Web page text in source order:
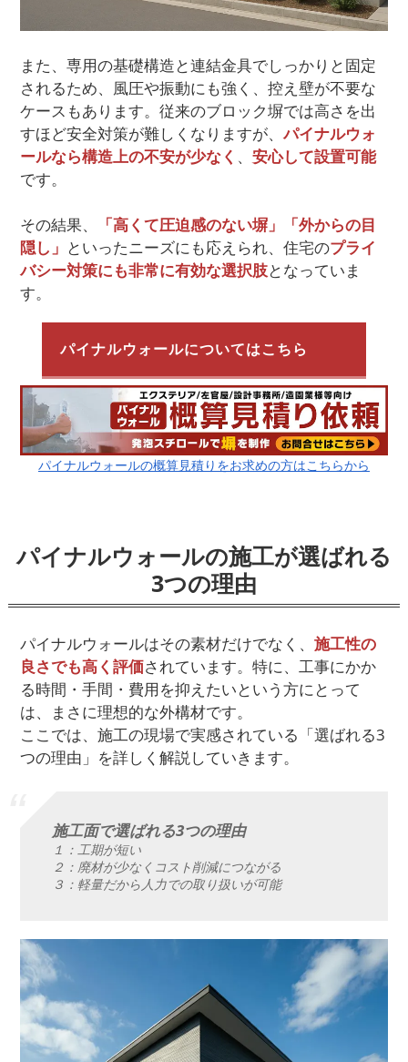
また、専用の基礎構造と連結金具でしっかりと固定
されるため、風圧や振動にも強く、控え壁が不要な
ケースもあります。従来のブロック塀では高さを出
すほど安全対策が難しくなりますが、パイナルウォ
ールなら構造上の不安が少なく 、 安心して設置可能
です。
その結果、
「高くて圧迫感のない塀」「外からの目
隠し」 といったニーズにも応えられ、住宅のプライ
バシー対策にも非常に有効な選択肢となっていま
す。
パイナルウォールについてはこちら
パイナルウォールの概算見積りをお求めの方はこちらから
パイナルウォールの施工が選ばれる
3つの理由
パイナルウォールはその素材だけでなく、 施工性の
良さでも高く評価されています。特に、工事にかか
る時間・手間・費用を抑えたいという方にとって
は、まさに理想的な外構材です。
ここでは、施工の現場で実感されている「選ばれる3
つの理由」を詳しく解説していきます。
施工面で選ばれる3つの理由
１：工期が短い
２：廃材が少なくコスト削減につながる
３：軽量だから人力での取り扱いが可能